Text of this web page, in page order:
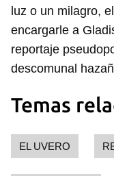
luz o un milagro,
encargarle a
reportaje
descomunal
Temas
EL UVERO